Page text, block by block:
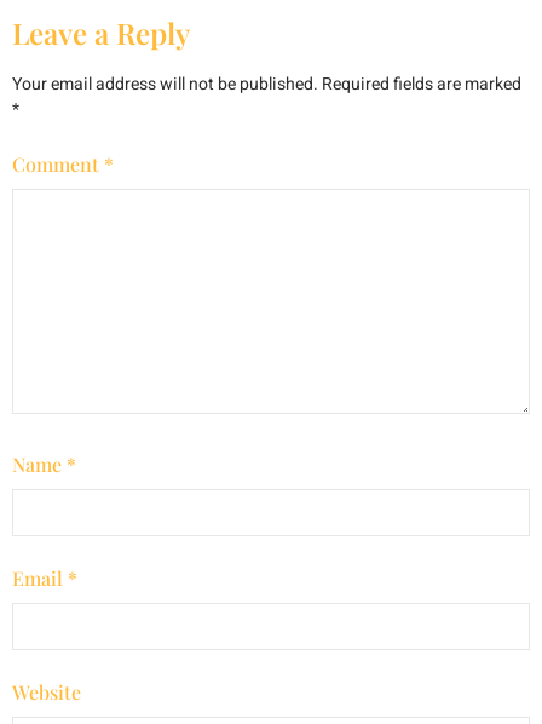
Leave a Reply
Your email address will not be published. Required fields are marked
*
Comment *
Name *
Email *
Website